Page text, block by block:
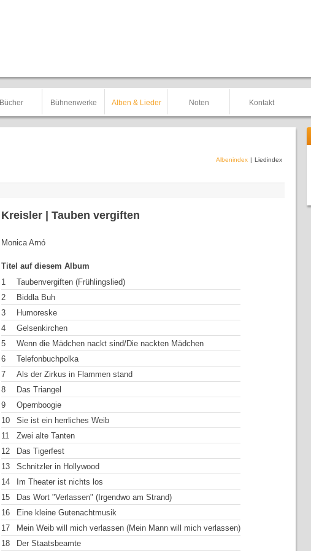
Bücher Bühnenwerke Alben & Lieder Noten Kontakt
Albenindex | Liedindex
Kreisler | Tauben vergiften
Monica Arnó
Titel auf diesem Album
1
Taubenvergiften (Frühlingslied)
2
Biddla Buh
3
Humoreske
4
Gelsenkirchen
5
Wenn die Mädchen nackt sind/Die nackten Mädchen
6
Telefonbuchpolka
7
Als der Zirkus in Flammen stand
8
Das Triangel
9
Opernboogie
10
Sie ist ein herrliches Weib
11
Zwei alte Tanten
12
Das Tigerfest
13
Schnitzler in Hollywood
14
Im Theater ist nichts los
15
Das Wort "Verlassen" (Irgendwo am Strand)
16
Eine kleine Gutenachtmusik
17
Mein Weib will mich verlassen (Mein Mann will mich verlassen)
18
Der Staatsbeamte